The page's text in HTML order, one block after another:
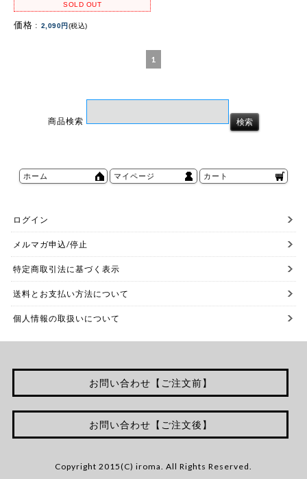
SOLD OUT
価格 : 2,090円(税込)
1
商品検索
ホーム マイページ カート
ログイン
メルマガ申込/停止
特定商取引法に基づく表示
送料とお支払い方法について
個人情報の取扱いについて
お問い合わせ【ご注文前】
お問い合わせ【ご注文後】
Copyright 2015(C) iroma. All Rights Reserved.